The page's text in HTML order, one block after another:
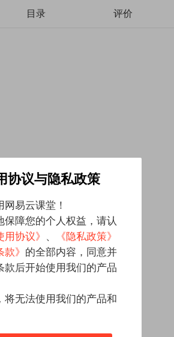
目录 评价
协议与隐私政策
网易云课堂！
保障您的个人权益，请认
用协议》 、
《隐私政策》
款》 的全部内容，同意并
款后开始使用我们的产品
将无法使用我们的产品和